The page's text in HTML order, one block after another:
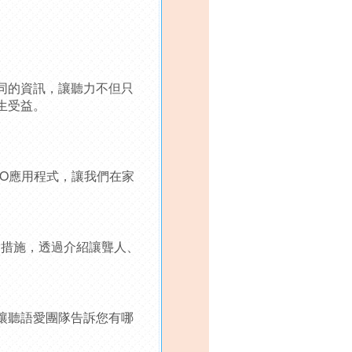
的資訊，讓聽力不但只
益。
應用程式，讓我們在家
施，透過介紹讓聾人、
聽語愛團隊告訴您有哪